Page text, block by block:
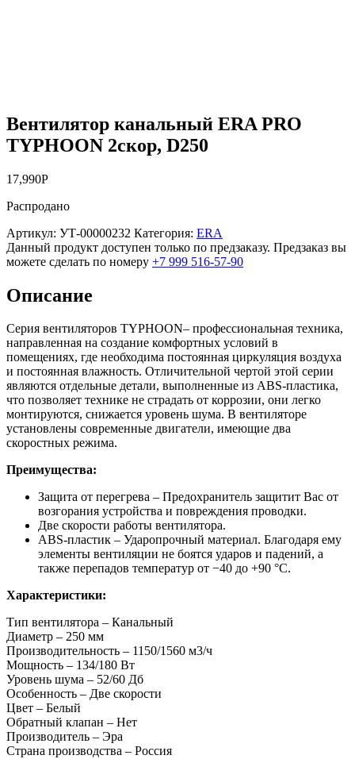
Вентилятор канальный ERA PRO
TYPHOON 2скор, D250
17,990Р
Распродано
Артикул: УТ-00000232 Категория: ERA
Данный продукт доступен только по предзаказу. Предзаказ вы
можете сделать по номеру +7 999 516-57-90
Описание
Серия вентиляторов TYPHOON– профессиональная техника,
направленная на создание комфортных условий в
помещениях, где необходима постоянная циркуляция воздуха
и постоянная влажность. Отличительной чертой этой серии
являются отдельные детали, выполненные из ABS-пластика,
что позволяет технике не страдать от коррозии, они легко
монтируются, снижается уровень шума. В вентиляторе
установлены современные двигатели, имеющие два
скоростных режима.
Преимущества:
Защита от перегрева – Предохранитель защитит Вас от
возгорания устройства и повреждения проводки.
Две скорости работы вентилятора.
ABS-пластик – Ударопрочный материал. Благодаря ему
элементы вентиляции не боятся ударов и падений, а
также перепадов температур от −40 до +90 °C.
Характеристики:
Тип вентилятора – Канальный
Диаметр – 250 мм
Производительность – 1150/1560 м3/ч
Мощность – 134/180 Вт
Уровень шума – 52/60 Дб
Особенность – Две скорости
Цвет – Белый
Обратный клапан – Нет
Производитель – Эра
Страна производства – Россия